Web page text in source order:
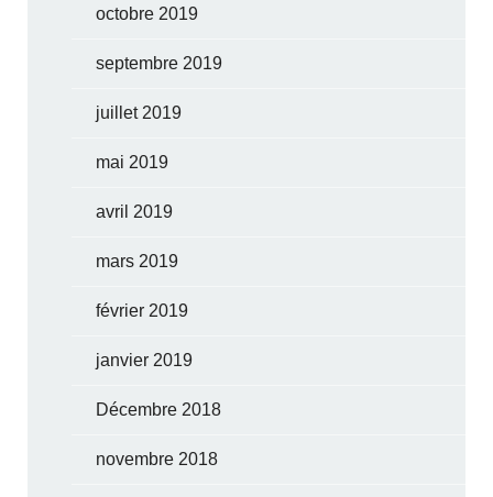
octobre 2019
septembre 2019
juillet 2019
mai 2019
avril 2019
mars 2019
février 2019
janvier 2019
Décembre 2018
novembre 2018